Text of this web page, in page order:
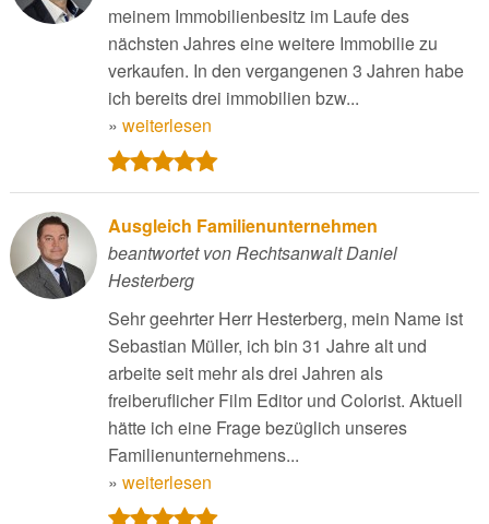
meinem Immobilienbesitz im Laufe des
nächsten Jahres eine weitere Immobilie zu
verkaufen. In den vergangenen 3 Jahren habe
ich bereits drei immobilien bzw...
» weiterlesen
Ausgleich Familienunternehmen
beantwortet von Rechtsanwalt Daniel
Hesterberg
Sehr geehrter Herr Hesterberg, mein Name ist
Sebastian Müller, ich bin 31 Jahre alt und
arbeite seit mehr als drei Jahren als
freiberuflicher Film Editor und Colorist. Aktuell
hätte ich eine Frage bezüglich unseres
Familienunternehmens...
» weiterlesen